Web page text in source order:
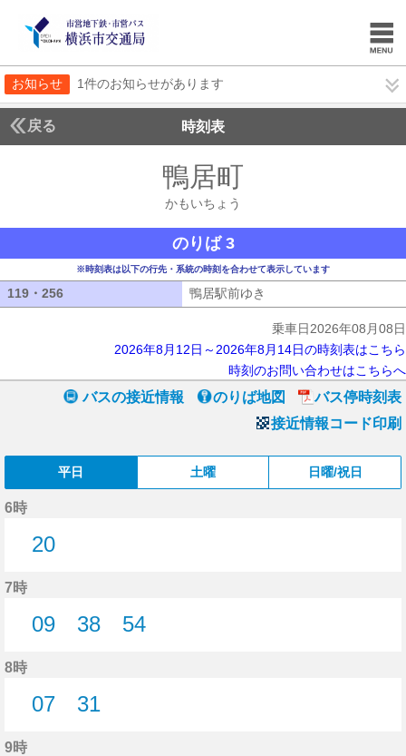
お知らせ 1件のお知らせがあります
戻る 時刻表
鴨居町
かもいちょう
のりば 3
※時刻表は以下の行先・系統の時刻を合わせて表示しています
119・256 鴨居駅前ゆき
乗車日2026年08月08日
2026年8月12日～2026年8月14日の時刻表はこちら
時刻のお問い合わせはこちらへ
バスの接近情報 のりば地図
バス停時刻表
接近情報コード印刷
平日 土曜 日曜/祝日
6時
20
7時
09
38
54
8時
07
31
9時